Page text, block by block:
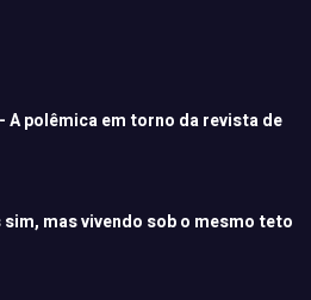
polêmica em torno da revista de
mas vivendo sob o mesmo teto